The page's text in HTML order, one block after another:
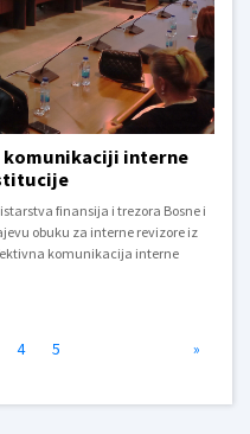
komunikaciji interne
finansija i trezora Bosne i
obuku za interne revizore iz
komunikacija interne
4 5 »